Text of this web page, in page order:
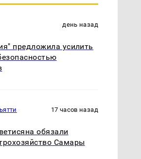
день назад
предложила усилить
17 часов назад
обязали
Самары